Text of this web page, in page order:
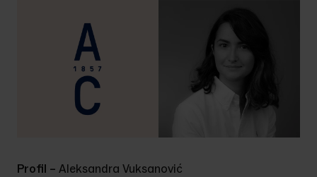
Profil – Aleksandra Vuksanović